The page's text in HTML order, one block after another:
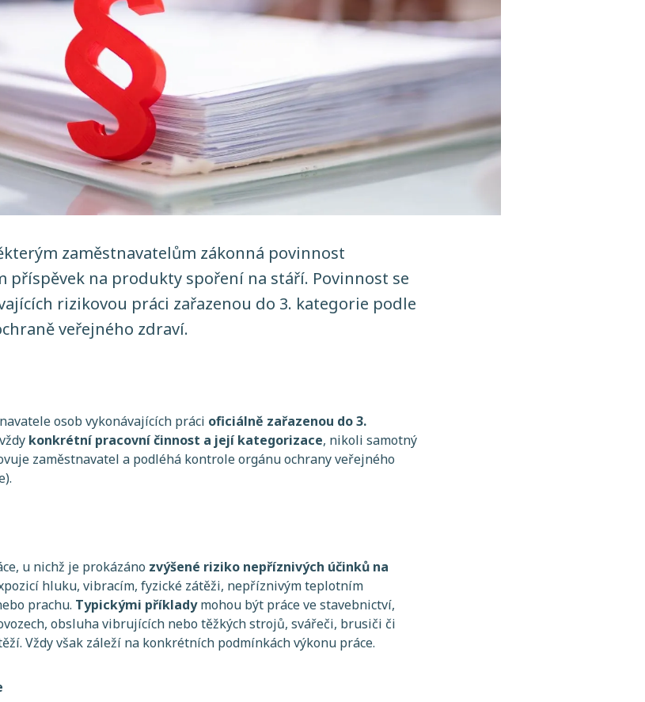
zaměstnavatelům zákonná povinnost
příspěvek na produkty spoření na stáří. Povinnost se
rizikovou práci zařazenou do 3. kategorie podle
veřejného zdraví.
osob vykonávajících práci oficiálně zařazenou do 3.
konkrétní pracovní činnost a její kategorizace, nikoli samotný
zaměstnavatel a podléhá kontrole orgánu ochrany veřejného
u nichž je prokázáno zvýšené riziko nepříznivých účinků na
hluku, vibracím, fyzické zátěži, nepříznivým teplotním
prachu. Typickými příkladymohou být práce ve stavebnictví,
obsluha vibrujících nebo těžkých strojů, svářeči, brusiči či
Vždy však záleží na konkrétních podmínkách výkonu práce.